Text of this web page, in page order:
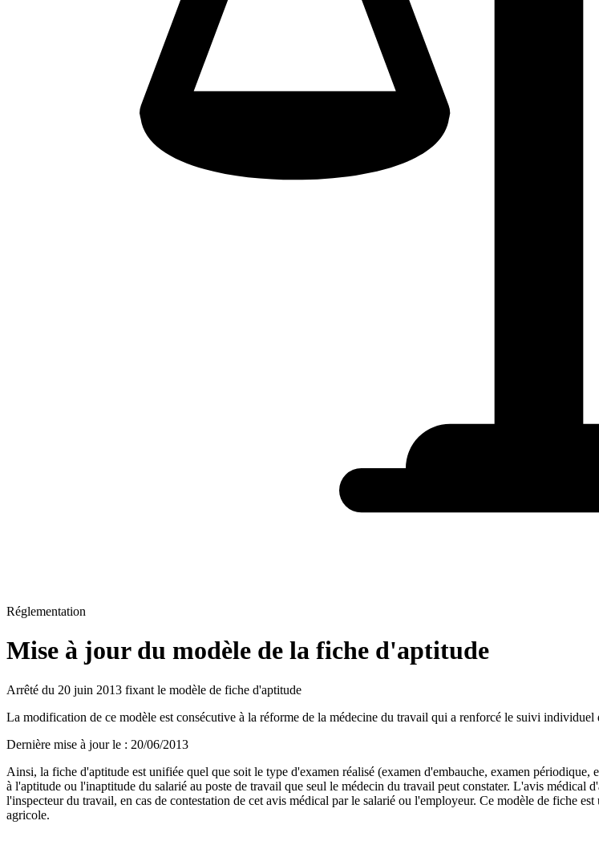
Réglementation
Mise à jour du modèle de la fiche d'aptitude
Arrêté du 20 juin 2013 fixant le modèle de fiche d'aptitude
La modification de ce modèle est consécutive à la réforme de la médecine du travail qui a renforcé le suivi individuel
Dernière mise à jour le : 20/06/2013
Ainsi, la fiche d'aptitude est unifiée quel que soit le type d'examen réalisé (examen d'embauche, examen
à l'aptitude ou l'inaptitude du salarié au poste de travail que seul le médecin du travail peut constater. L'avis
l'inspecteur du travail, en cas de contestation de cet avis médical par le salarié ou l'employeur. Ce modèle de fiche
agricole.